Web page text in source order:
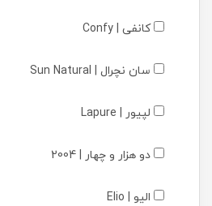
کانفی | Confy
سان نچرال | Sun Natural
لپیور | Lapure
دو هزار و چهار | 2004
الیو | Elio